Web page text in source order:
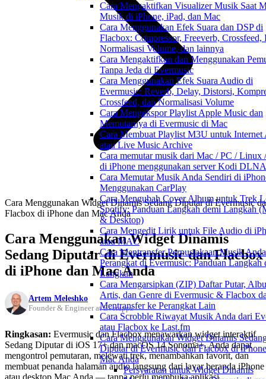
Cara Mengaktifkan Visualizer Musik Saat
Musik di iPhone, iPad, dan Mac
Cara Menggunakan Efek Suara dan DSP di
Flacbox: Compressor, Freeverb, Crossfeed,
Normalisasi Volume, dan lainnya
Cara Mengaktifkan dan Menggunakan
Tanpa Jeda di Evermusic
Cara Menggunakan Efek Suara Audio di
Evermusic: Reverb, Delay, Distorsi,
Crossfeed, dan Normalisasi Volume
Cara Mengekspor Playlist Apple Music dan
Memutarnya di Evermusic di Mac
Cara Membuat Playlist M3U untuk Internet
atau Live Music Archive
Cara memutar musik dari Mac / PC / Linux
di iPhone menggunakan server Kodi DLNA
Cara Memutar Musik Anda Sendiri di
Menggunakan CarPlay
Cara Mengubah Cover Album untuk Trek
Spotify: Panduan Langkah demi Langkah
& Desktop)
Cara Mengedit Lirik untuk File Audio di
atau MAC
Cara Mentransfer Perpustakaan Musik
Perangkat di Evermusic: Panduan Langkah
Langkah
Cara Mengarsipkan (ZIP) Daftar Putar,
Artis, dan Genre di Evermusic & Flacbox
Mentransfer ke Perangkat Lain
Cara Scrobble Riwayat Musik Anda dari
atau Flacbox ke Last.fm
Cara Menggunakan Widget Dinamis
Diputar di Evermusic dan Flacbox di
Mac Anda
Persyaratan untuk Widget Dinamis
Cara Menggunakan Widget Dinamis Sedang Diputar di Evermusic
Flacbox di iPhone dan Mac Anda
Cara Menggunakan Widget Dinamis
Sedang Diputar di Evermusic dan Flacbox
di iPhone dan Mac Anda
Artem Meleshko
Founder & Engineer at Everappz
Ringkasan: Evermusic dan Flacbox menawarkan widget interaktif
Sedang Diputar di iOS 17+ dan macOS 14 Sonoma+. Anda dapat
mengontrol pemutaran, melewati trek, menambahkan favorit, dan
membuat penanda halaman audio langsung dari layar beranda iPhone
atau desktop Mac Anda — tanpa perlu membuka aplikasi.